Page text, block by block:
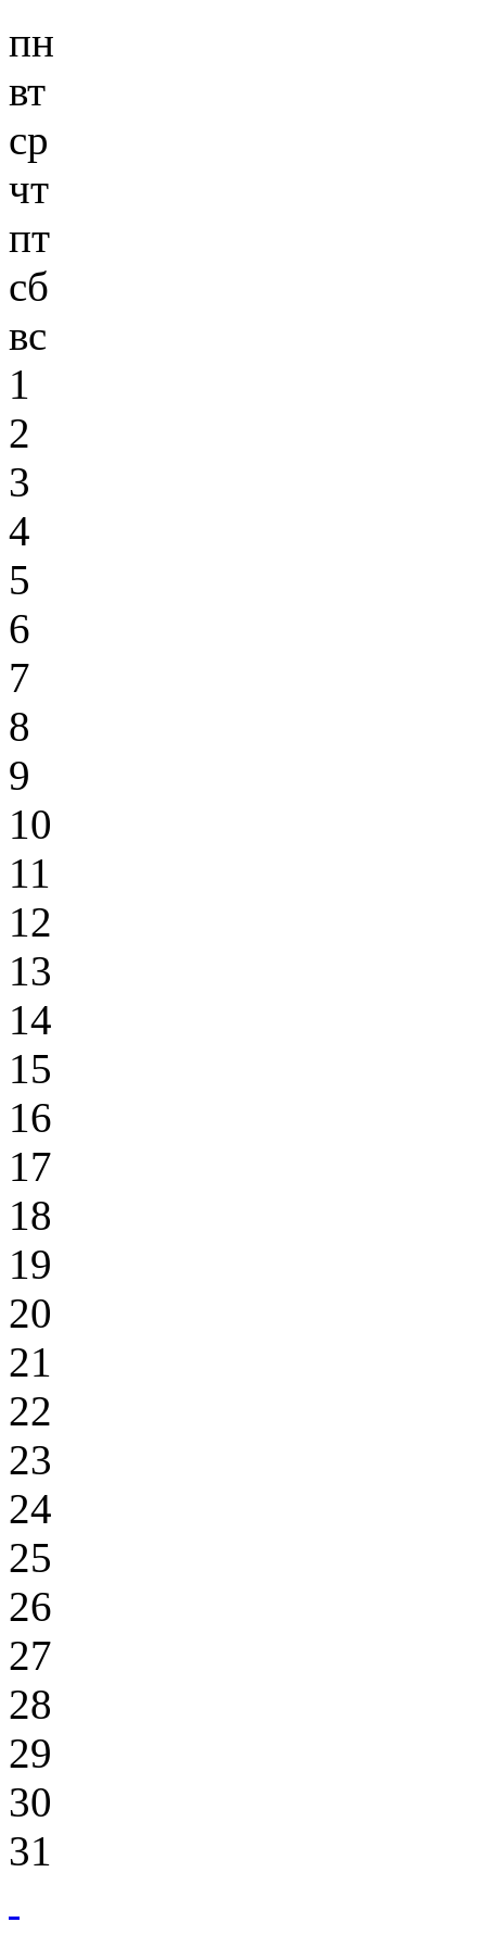
пн
вт
ср
чт
пт
сб
вс
1
2
3
4
5
6
7
8
9
10
11
12
13
14
15
16
17
18
19
20
21
22
23
24
25
26
27
28
29
30
31